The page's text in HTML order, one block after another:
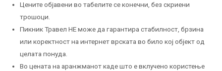
Цените објавени во табелите се конечни, без скриени
трошоци.
Пикник Травел НЕ може да гарантира стабилност, брзина
или коректност на интернет врската во било кој објект од
целата понуда.
Во цената на аранжманот каде што е вклучено користење